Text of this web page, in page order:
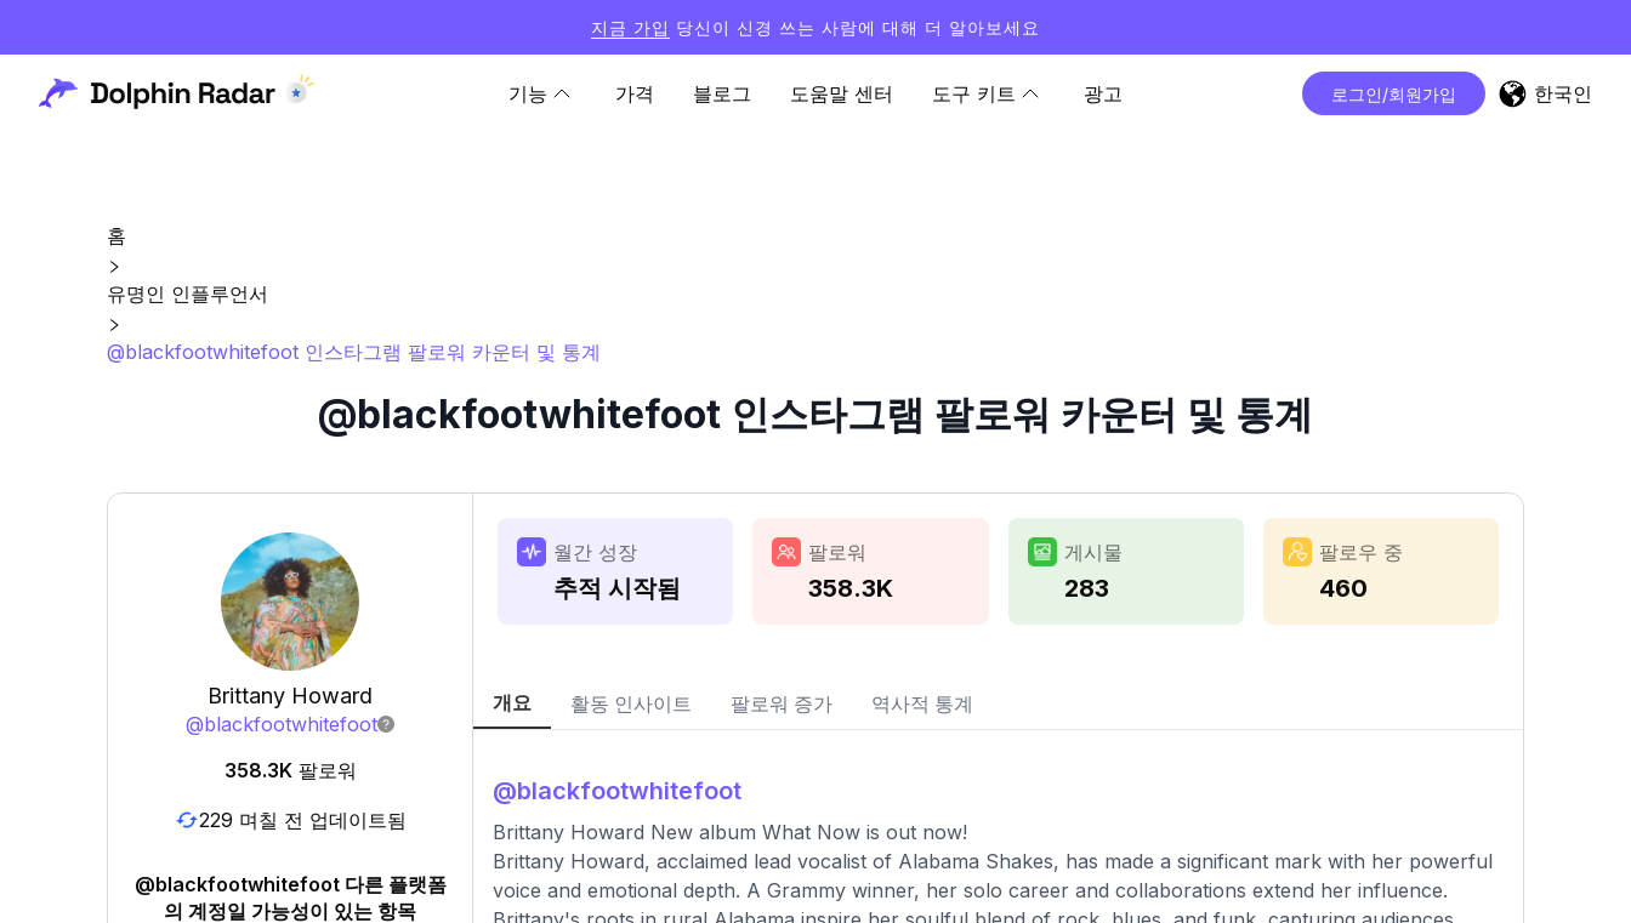
지금 가입 당신이 신경 쓰는 사람에 대해 더 알아보세요
기능 가격 블로그 도움말 센터 도구 키트 광고 로그인/회원가입 한국인
홈
유명인 인플루언서
@blackfootwhitefoot 인스타그램 팔로워 카운터 및 통계
@blackfootwhitefoot 인스타그램 팔로워 카운터 및 통계
Brittany Howard
@blackfootwhitefoot
358.3K 팔로워
229 며칠 전 업데이트됨
@blackfootwhitefoot 다른 플랫폼
의 계정일 가능성이 있는 항목
월간 성장
추적 시작됨
팔로워
358.3K
게시물
283
팔로우 중
460
개요 활동 인사이트 팔로워 증가 역사적 통계
@blackfootwhitefoot
Brittany Howard New album What Now is out now!
Brittany Howard, acclaimed lead vocalist of Alabama Shakes, has made a significant mark with her powerful
voice and emotional depth. A Grammy winner, her solo career and collaborations extend her influence.